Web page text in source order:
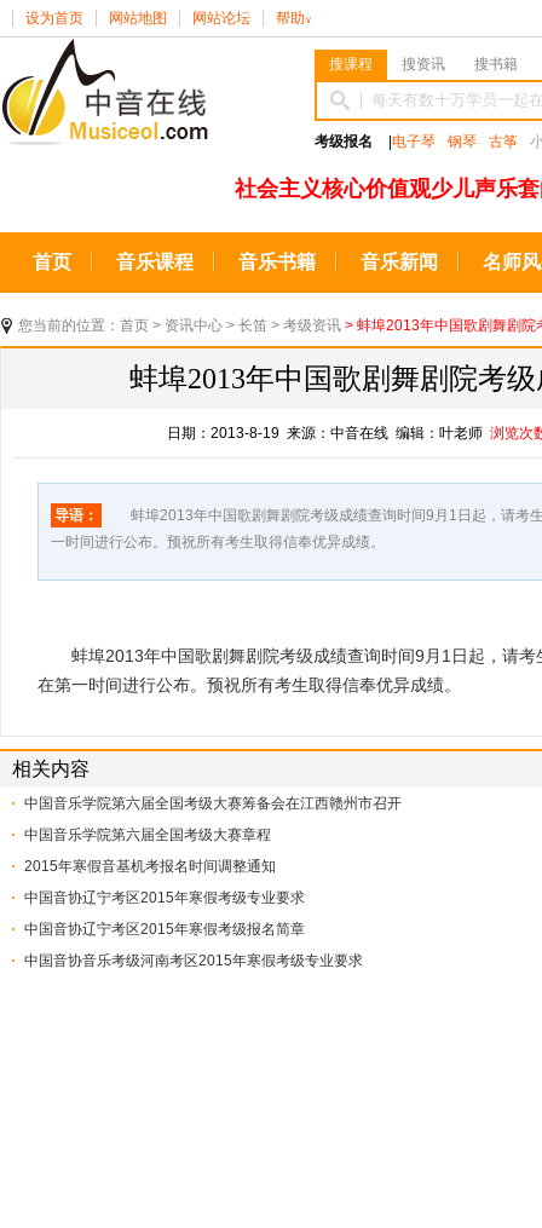
设为首页 网站地图 网站论坛 帮助 ∨
搜课程 搜资讯 搜书籍
考级报名 电子琴 钢琴 古筝
社会主义核心价值观少儿声乐
首页 音乐课程 音乐书籍 音乐新闻 名师
您当前的位置： 首页 > 资讯中心 > 长笛 > 考级资讯 > 蚌埠2013年中国歌剧舞剧院
蚌埠2013年中国歌剧舞剧院考
日期：2013-8-19 来源：中音在线 编辑：叶老师浏览次
导语：
蚌埠2013年中国歌剧舞剧院考级成绩查询时间9月1日起，请考
一时间进行公布。预祝所有考生取得信奉优异成绩。
蚌埠2013年中国歌剧舞剧院考级成绩查询时间9月1日起，请考
在第一时间进行公布。预祝所有考生取得信奉优异成绩。
相关内容
中国音乐学院第六届全国考级大赛筹备会在江西赣州市召开
中国音乐学院第六届全国考级大赛章程
2015年寒假音基机考报名时间调整通知
中国音协辽宁考区2015年寒假考级专业要求
中国音协辽宁考区2015年寒假考级报名简章
中国音协音乐考级河南考区2015年寒假考级专业要求